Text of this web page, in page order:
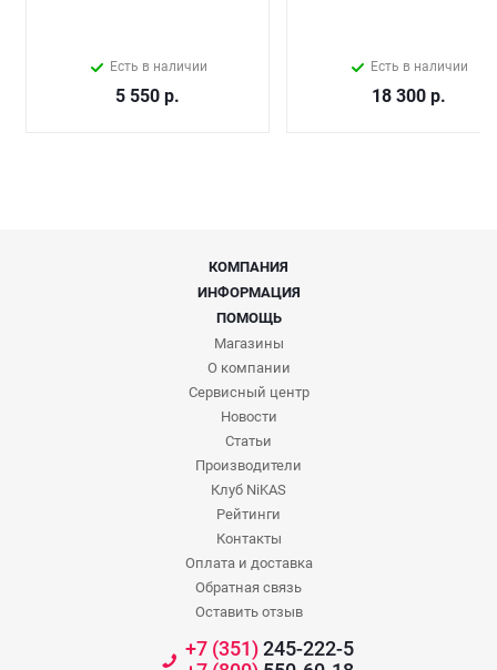
Есть в наличии
5 550 р.
Есть в наличии
18 300р.
КОМПАНИЯ
ИНФОРМАЦИЯ
ПОМОЩЬ
Магазины
О компании
Сервисный центр
Новости
Статьи
Производители
Клуб NiKAS
Рейтинги
Контакты
Оплата и доставка
Обратная связь
Оставить отзыв
+7 (351)245-222-5